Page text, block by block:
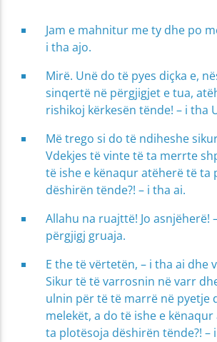
Jam e mahnitur me ty dhe po
i tha ajo.
Mirë. Unë do të pyes diçka e,
sinqertë në përgjigjet e tua,
rishikoj kërkesën tënde! – i tha
Më trego si do të ndiheshe
Vdekjes të vinte të ta merrte
të ishe e kënaqur atëherë të ta
dëshirën tënde?! – i tha ai.
Allahu na ruajttë! Jo asnjëherë!
përgjigj gruaja.
E the të vërtetën, – i tha ai dhe
Sikur të të varrosnin në varr
ulnin për të të marrë në pyetje
melekët, a do të ishe e
ta plotësoja dëshirën tënde?! –